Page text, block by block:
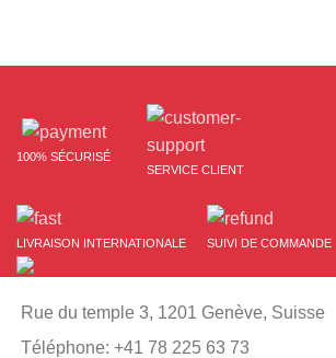
100% SÉCURISÉ
SERVICE CLIENT
LIVRAISON INTERNATIONALE SUIVI DE COMMANDE
Rue du temple 3, 1201 Genève, Suisse
Téléphone: +41 78 225 63 73